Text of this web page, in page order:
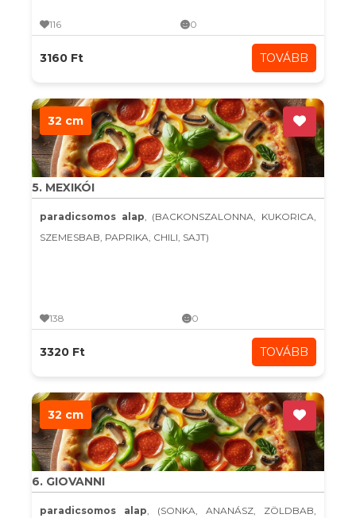
116 0
3160 Ft TOVÁBB
32 cm
5. MEXIKÓI
paradicsomos alap, (BACKONSZALONNA, KUKORICA,
SZEMESBAB, PAPRIKA, CHILI, SAJT)
138 0
3320 Ft TOVÁBB
32 cm
6. GIOVANNI
paradicsomos alap, (SONKA, ANANÁSZ, ZÖLDBAB,